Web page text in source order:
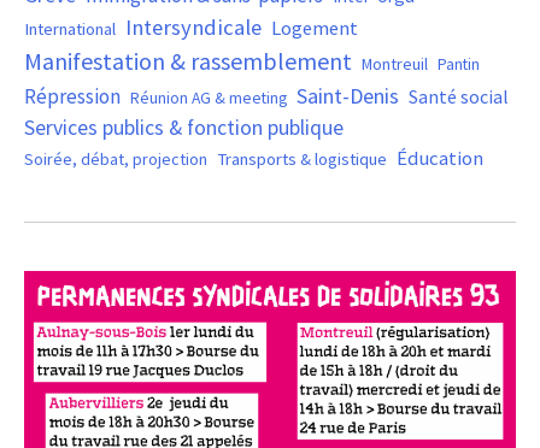
International Intersyndicale Logement
Manifestation & rassemblement Montreuil Pantin
Répression Réunion AG & meeting Saint-Denis Santé social
Services publics & fonction publique
Soirée, débat, projection Transports & logistique Éducation